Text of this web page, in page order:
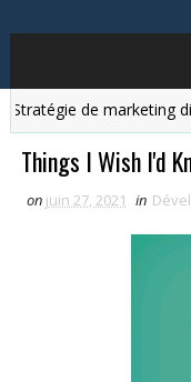
de marketing
Things I Wish I'd
on juin 27, 2021 in